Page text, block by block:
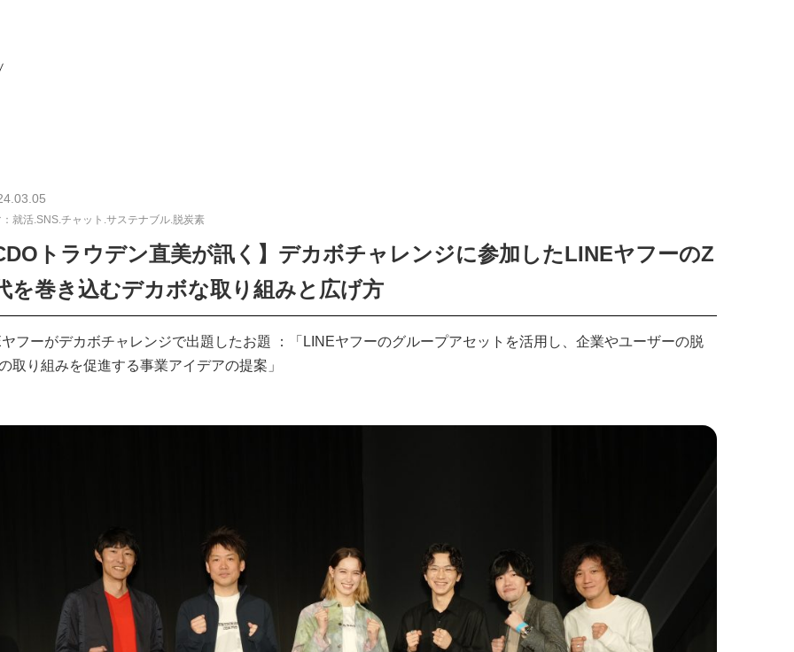
就活.SNS.チャット.サステナブル.脱炭素
トラウデン直美が訊く】デカボチャレンジに参加したLINEヤフーのZ
を巻き込むデカボな取り組みと広げ方
フーがデカボチャレンジで出題したお題 ：「LINEヤフーのグループアセットを活用し、企業やユーザーの脱
取り組みを促進する事業アイデアの提案」